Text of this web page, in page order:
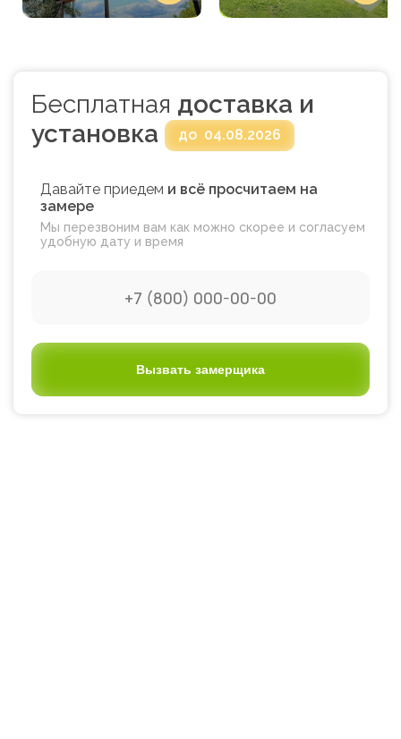
Бесплатная доставка и
установка
до 04.08.2026
Давайте приедем и всё просчитаем на
замере
Мы перезвоним вам как можно скорее и согласуем
удобную дату и время
Вызвать замерщика